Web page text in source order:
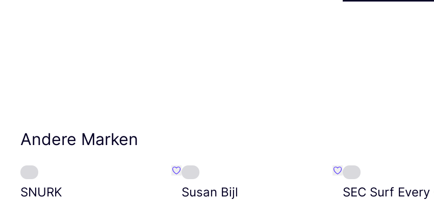
Andere Marken
SNURK
Favorit SNURK
Susan Bijl
Favorit Susan Bijl
SEC Surf Every